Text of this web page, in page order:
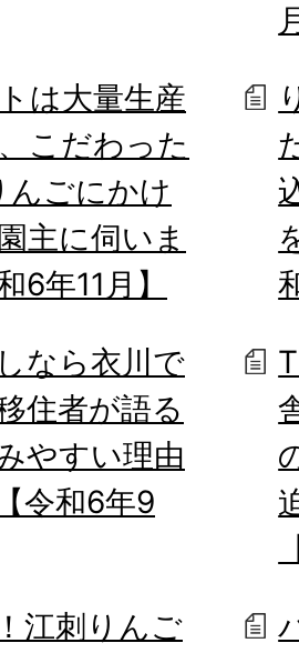
は大量生産
こだわった
んごにかけ
主に伺いま
6年11月】
なら衣川で
住者が語る
やすい理由
令和6年9
江刺りんご